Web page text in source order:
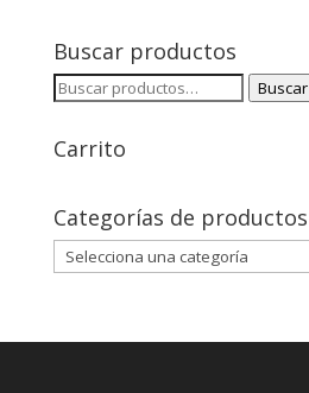
Buscar productos
Buscar
Buscar
Carrito
Categorías de productos